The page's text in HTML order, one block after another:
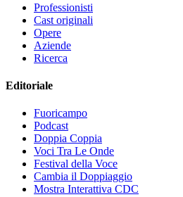
Professionisti
Cast originali
Opere
Aziende
Ricerca
Editoriale
Fuoricampo
Podcast
Doppia Coppia
Voci Tra Le Onde
Festival della Voce
Cambia il Doppiaggio
Mostra Interattiva CDC